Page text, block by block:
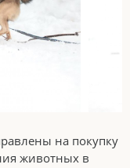
на покупку
животных в